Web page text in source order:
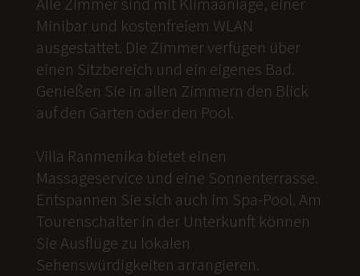
Minibar und kostenfreiem WLAN
ausgestattet. Die Zimmer verfügen über
einen Sitzbereich und ein eigenes Bad.
Genießen Sie in allen Zimmern den Blick
auf den Garten oder den Pool.
Villa Ranmenika bietet einen
Massageservice und eine Sonnenterrasse.
Entspannen Sie sich auch im Spa-Pool. Am
Tourenschalter in der Unterkunft können
Sie Ausflüge zu lokalen
Sehenswürdigkeiten arrangieren.